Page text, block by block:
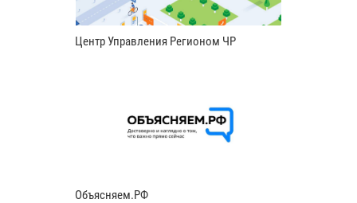
Центр Управления Регионом ЧР
Объясняем.РФ